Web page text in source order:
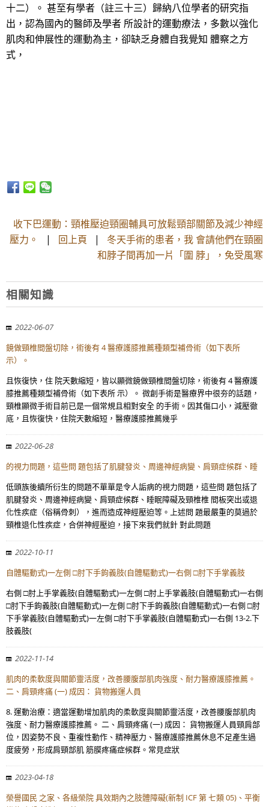
十二）。 甚至有學者（註三十三）歸納八位學者的研究指
出，認為國內的醫師及學者 所設計的運動療法，多數以強化
肌肉和伸展性的運動為主，卻缺乏身體自我覺知 體察之方
式，
收下巴運動：頸椎壓迫頸圈輔具可放鬆頸部關節及減少神經
壓力。
| 回上頁 | 冬天手術的患者，我 會請他們在頸圈
和脖子間再加一片「圍 脖」，免受風寒
相關知識
2022-06-07
鏡做頸椎間盤切除，術後有 4 醫療護膝推薦種類型補骨術（如下表所
示）。
且恢復快，住 院天數縮短，皆以顯微鏡做頸椎間盤切除，術後有 4 醫療護
膝推薦種類型補骨術（如下表所 示）。 微創手術是醫療界中很夯的話題，
頸椎顯微手術目前已是一個常規且相對安全 的手術。因其傷口小，減壓徹
底，且恢復快，住院天數縮短，醫療護膝推薦幾乎
2022-06-28
的視力問題，這些問 題包括了肌腱發炎、周邊神經病變、肩頸症候群、睡
低頭族後續所衍生的問題不單單是令人詬病的視力問題，這些問 題包括了
肌腱發炎、周邊神經病變、肩頸症候群、睡眠障礙及頸椎椎 間板突出或退
化性疾症（俗稱骨刺），進而造成神經壓迫等。上述問 題最嚴重的莫過於
頸椎退化性疾症，合併神經壓迫，接下來我們就針 對此問題
2022-10-11
自體驅動式)一左側 □肘下手鉤義肢(自體驅動式)一右側 □肘下手掌義肢
右側 □肘上手掌義肢(自體驅動式)一左側 □肘上手掌義肢(自體驅動式)一右側
□肘下手鉤義肢(自體驅動式)一左側 □肘下手鉤義肢(自體驅動式)一右側 □肘
下手掌義肢(自體驅動式)一左側 □肘下手掌義肢(自體驅動式)一右側 13-2.下
肢義肢(
2022-11-14
肌肉的柔軟度與關節靈活度，改善腰腹部肌肉強度、耐力醫療護膝推薦。
二、肩頸疼痛 (一) 成因： 貨物搬運人員
8. 運動治療：適當運動增加肌肉的柔軟度與關節靈活度，改善腰腹部肌肉
強度、耐力醫療護膝推薦。 二、肩頸疼痛 (一) 成因： 貨物搬運人員頸肩部
位，因姿勢不良、重複性動作、精神壓力、醫療護膝推薦休息不足產生過
度疲勞，形成肩頸部肌 筋膜疼痛症候群。常見症狀
2023-04-18
榮譽國民 之家、各級榮院 具效期內之肢體障礙(新制 ICF 第 七類 05)、平衡